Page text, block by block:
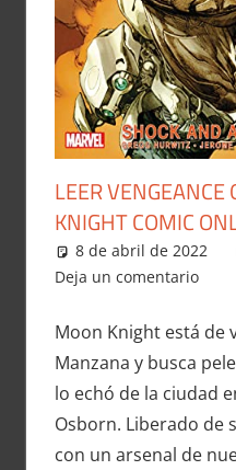
LEER
KNIGHT COMIC
8 de abril de 2022
Deja un comentario
Moon Knight está de
Manzana y busca
lo echó de la ciudad
Osborn. Liberado de
con un arsenal de